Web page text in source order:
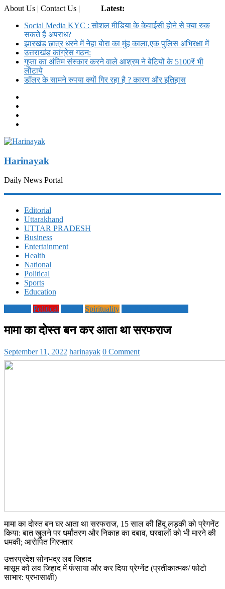
About Us | Contact Us |
Latest:
Social Media KYC : सोशल मीडिया के केवाईसी होने से क्या रुक
सकते हैं अपराध?
झारखंड छात्र धरने में नेहा बोरा का मुंह काला,एक पुलिस अभिरक्षा में
उत्तराखंड कांग्रेस गठन:
गुप्ता का अंतिम संस्कार करने वाले आश्रम ने बेटियों के 5100₹ भी
लौटाये
डॉलर के सामने रुपया क्यों गिर रहा है ? कारण और इतिहास
Harinayak
Daily News Portal
Editorial
Uttarakhand
UTTAR PRADESH
Business
Entertainment
Health
National
Political
Sports
Education
Political Spirituality
मामा का दोस्त बन कर आता था सरफराज
September 11, 2022 harinayak 0 Comment
मामा का दोस्त बन घर आता था सरफराज, 15 साल की हिंदू लड़की को प्रेगनेंट
किया: बात खुलने पर धर्मांतरण और निकाह का दबाव, घरवालों को भी मारने की
धमकी; आरोपित गिरफ्तार
उत्तरप्रदेश सोनभद्र लव जिहाद
मासूम को लव जिहाद में फंसाया और कर दिया प्रेग्नेंट (प्रतीकात्मक/ फोटो
साभार: प्रभासाक्षी)